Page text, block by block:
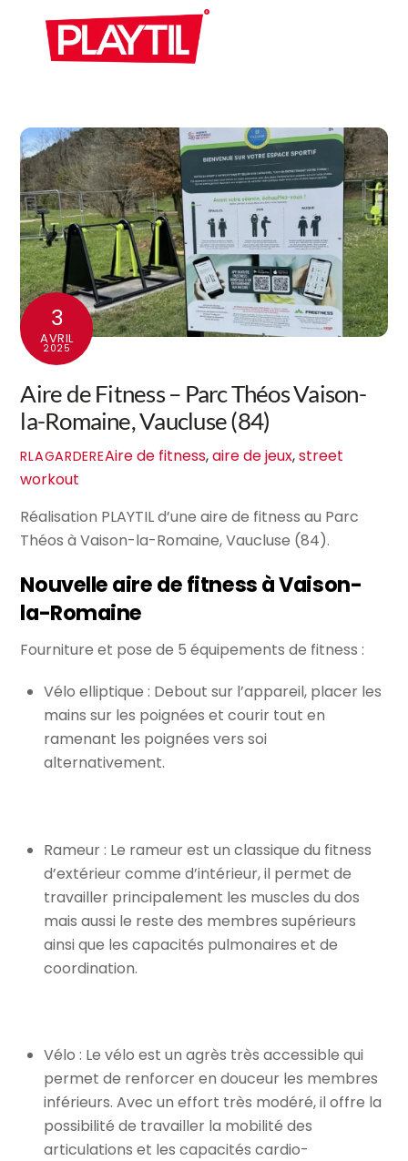
content
3
AVRIL
2025
Aire de Fitness – Parc Théos Vaison-
la-Romaine, Vaucluse (84)
RLAGARDEREAire de fitness,aire de jeux,street
workout
Réalisation PLAYTIL d’une aire de fitness au Parc
Théos à Vaison-la-Romaine, Vaucluse (84).
Nouvelle aire de fitness à Vaison-
la-Romaine
Fourniture et pose de 5 équipements de fitness :
Vélo elliptique : Debout sur l’appareil, placer les
mains sur les poignées et courir tout en
ramenant les poignées vers soi
alternativement.
Rameur : Le rameur est un classique du fitness
d’extérieur comme d’intérieur, il permet de
travailler principalement les muscles du dos
mais aussi le reste des membres supérieurs
ainsi que les capacités pulmonaires et de
coordination.
Vélo : Le vélo est un agrès très accessible qui
permet de renforcer en douceur les membres
inférieurs. Avec un effort très modéré, il offre la
possibilité de travailler la mobilité des
articulations et les capacités cardio-